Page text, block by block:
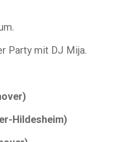
Party mit DJ Mija.
Hildesheim)